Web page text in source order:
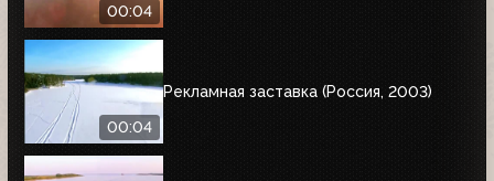
00:04
00:04
Рекламная заставка (Россия, 2003)